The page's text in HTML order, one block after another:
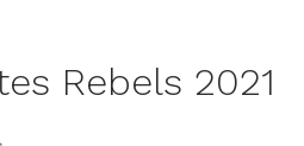
Rebels 2021